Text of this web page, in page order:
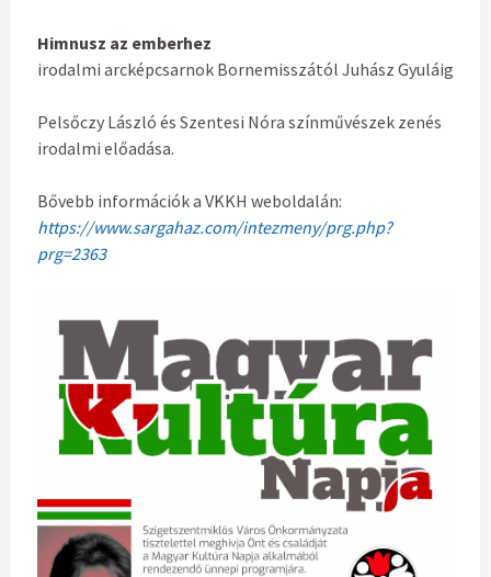
Himnusz az emberhez
irodalmi arcképcsarnok Bornemisszától Juhász Gyuláig
Pelsőczy László és Szentesi Nóra színművészek zenés
irodalmi előadása.
Bővebb információk a VKKH weboldalán:
https://www.sargahaz.com/intezmeny/prg.php?
prg=2363